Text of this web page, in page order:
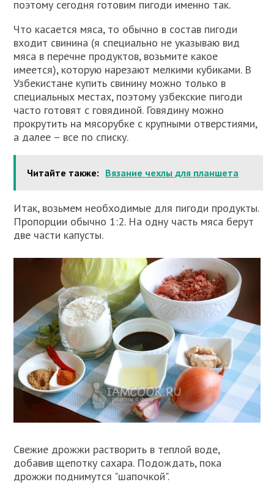
поэтому сегодня готовим пигоди именно так.
Что касается мяса, то обычно в состав пигоди
входит свинина (я специально не указываю вид
мяса в перечне продуктов, возьмите какое
имеется), которую нарезают мелкими кубиками. В
Узбекистане купить свинину можно только в
специальных местах, поэтому узбекские пигоди
часто готовят с говядиной. Говядину можно
прокрутить на мясорубке с крупными отверстиями,
а далее – все по списку.
Читайте также: Вязание чехлы для планшета
Итак, возьмем необходимые для пигоди продукты.
Пропорции обычно 1:2. На одну часть мяса берут
две части капусты.
Свежие дрожжи растворить в теплой воде,
добавив щепотку сахара. Подождать, пока
дрожжи поднимутся "шапочкой".